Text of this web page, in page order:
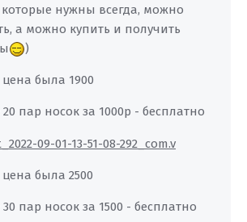
которые нужны всегда, можно
а можно купить и получить
)
была 1900
пар носок за 1000р - бесплатно
была 2500
пар носок за 1500 - бесплатно